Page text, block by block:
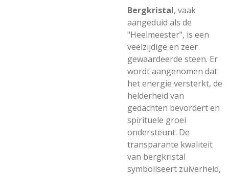
Bergkristal, vaak
aangeduid als de
"Heelmeester", is een
veelzijdige en zeer
gewaardeerde steen. Er
wordt aangenomen dat
het energie versterkt, de
helderheid van
gedachten bevordert en
spirituele groei
ondersteunt. De
transparante kwaliteit
van bergkristal
symboliseert zuiverheid,